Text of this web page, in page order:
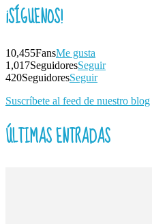
¡SÍGUENOS!
10,455FansMe gusta
1,017SeguidoresSeguir
420SeguidoresSeguir
Suscríbete al feed de nuestro blog
ÚLTIMAS ENTRADAS